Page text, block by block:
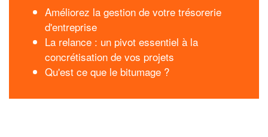
Améliorez la gestion de votre trésorerie
d'entreprise
La relance : un pivot essentiel à la
concrétisation de vos projets
Qu'est ce que le bitumage ?